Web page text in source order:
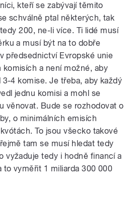
kteří se zabývají těmito
schválně ptal některých, tak
200, ne-li více. Ti lidé musí
a musí být na to dobře
předsednictví Evropské unie
a není možné, aby
4 komise. Je třeba, aby každý
jednu komisi a mohl se
věnovat. Bude se rozhodovat o
o minimálních emisích
To jsou všecko takové
tam se musí hledat tedy
vyžaduje tedy i hodně financí a
vyměřit 1 miliarda 300 000